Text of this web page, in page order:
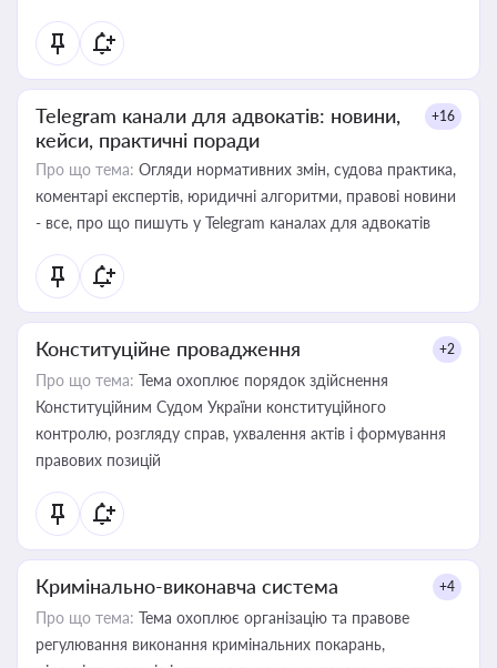
Telegram канали для адвокатів: новини,
кейси, практичні поради
+16
Про що тема: Огляди нормативних змін, судова практика,
коментарі експертів, юридичні алгоритми, правові новини
- все, про що пишуть у Telegram каналах для адвокатів
Конституційне провадження +2
Про що тема: Тема охоплює порядок здійснення
Конституційним Судом України конституційного
контролю, розгляду справ, ухвалення актів і формування
правових позицій
Кримінально-виконавча система +4
Про що тема: Тема охоплює організацію та правове
регулювання виконання кримінальних покарань,